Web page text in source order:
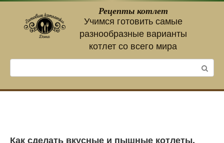
контенту
Рецепты котлет
Учимся готовить самые
разнообразные варианты
котлет со всего мира
Как сделать вкусные и пышные котлеты,